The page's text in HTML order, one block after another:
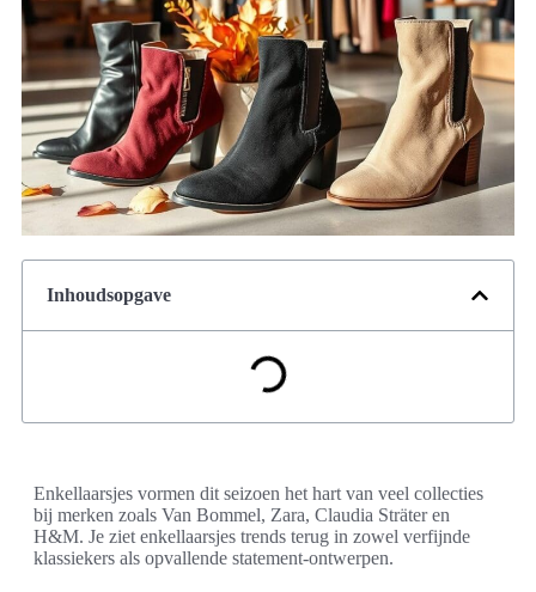
Inhoudsopgave
Enkellaarsjes vormen dit seizoen het hart van veel collecties
bij merken zoals Van Bommel, Zara, Claudia Sträter en
H&M. Je ziet enkellaarsjes trends terug in zowel verfijnde
klassiekers als opvallende statement-ontwerpen.